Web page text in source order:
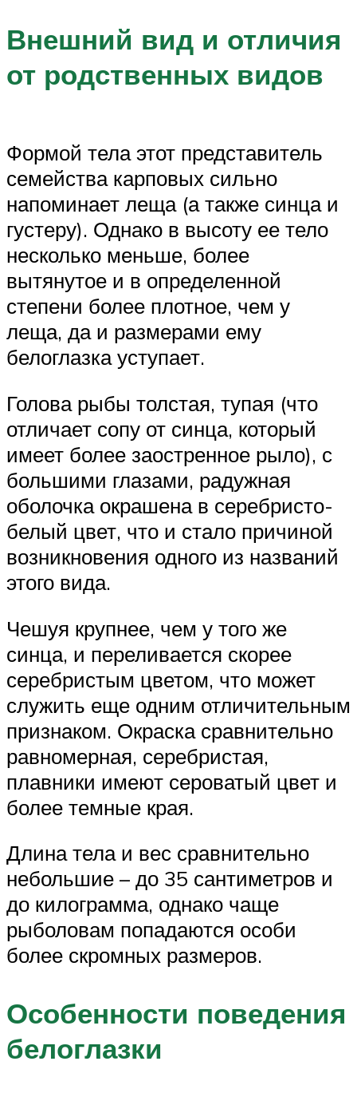
Внешний вид и отличия
от родственных видов
Формой тела этот представитель
семейства карповых сильно
напоминает леща (а также синца и
густеру). Однако в высоту ее тело
несколько меньше, более
вытянутое и в определенной
степени более плотное, чем у
леща, да и размерами ему
белоглазка уступает.
Голова рыбы толстая, тупая (что
отличает сопу от синца, который
имеет более заостренное рыло), с
большими глазами, радужная
оболочка окрашена в серебристо-
белый цвет, что и стало причиной
возникновения одного из названий
этого вида.
Чешуя крупнее, чем у того же
синца, и переливается скорее
серебристым цветом, что может
служить еще одним отличительным
признаком. Окраска сравнительно
равномерная, серебристая,
плавники имеют сероватый цвет и
более темные края.
Длина тела и вес сравнительно
небольшие – до 35 сантиметров и
до килограмма, однако чаще
рыболовам попадаются особи
более скромных размеров.
Особенности поведения
белоглазки